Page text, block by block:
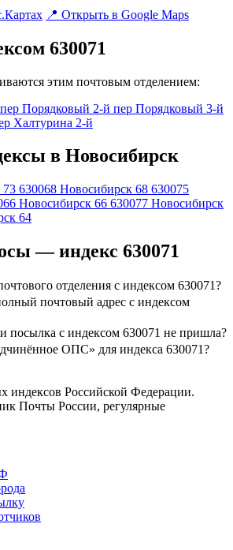
📍 Открыть в Google Maps
630071
этим почтовым отделением:
пер Порядковый 2-й пер Порядковый 3-й
Халтурина 2-й
в Новосибирск
73 630068 Новосибирск 68 630075
Новосибирск 66 630077 Новосибирск
64
— индекс 630071
отделения с индексом 630071?
почтовый адрес с индексом
посылка с индексом 630071 не пришла?
ОПС» для индекса 630071?
индексов Российской Федерации.
Почты России, регулярные